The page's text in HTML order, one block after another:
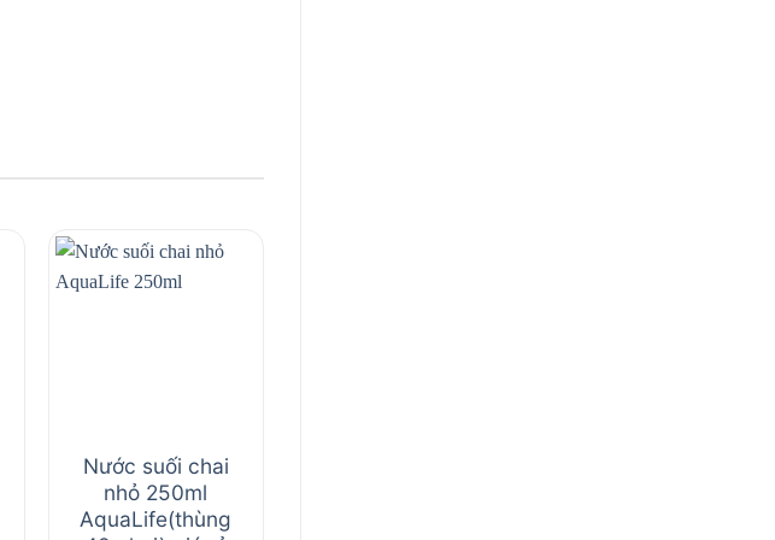
Nước suối chai
nhỏ 250ml
AquaLife(thùng